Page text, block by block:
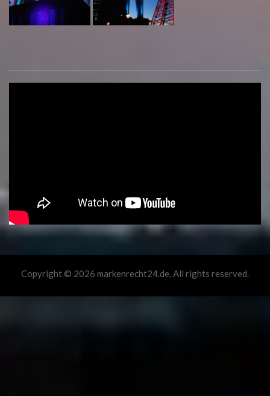
Copyright © 2026 markenrecht24.de. All rights reserved.